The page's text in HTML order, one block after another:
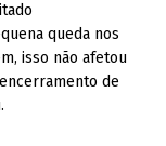
queda nos
isso não afetou
de